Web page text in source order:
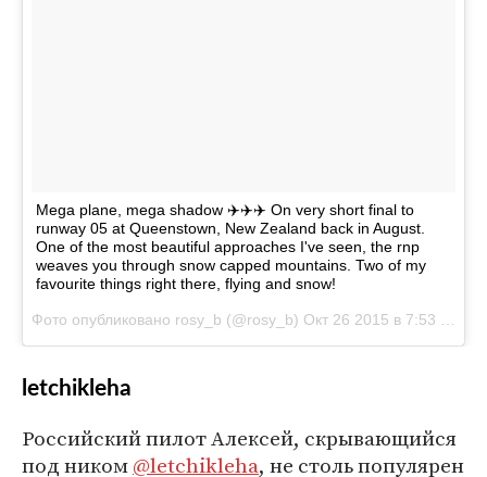
Mega plane, mega shadow ✈️✈️✈️ On very short final to
runway 05 at Queenstown, New Zealand back in August.
One of the most beautiful approaches I've seen, the rnp
weaves you through snow capped mountains. Two of my
favourite things right there, flying and snow!
Фото опубликовано rosy_b (@rosy_b) Окт 26 2015 в 7:53 PDT
letchikleha
Российский пилот Алексей, скрывающийся
под ником@letchikleha, не столь популярен